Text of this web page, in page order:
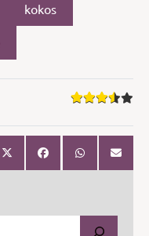
kokos